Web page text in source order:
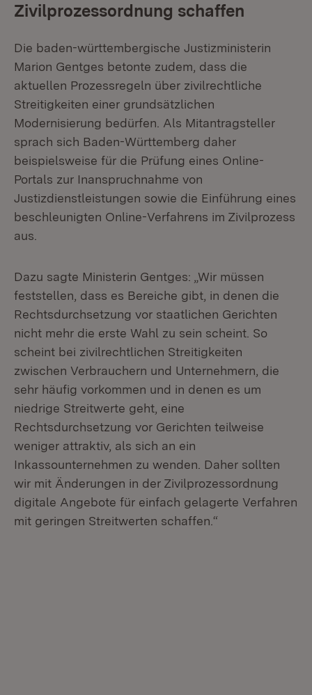
Zivilprozessordnung schaffen
Die baden-württembergische Justizministerin
Marion Gentges betonte zudem, dass die
aktuellen Prozessregeln über zivilrechtliche
Streitigkeiten einer grundsätzlichen
Modernisierung bedürfen. Als Mitantragsteller
sprach sich Baden-Württemberg daher
beispielsweise für die Prüfung eines Online-
Portals zur Inanspruchnahme von
Justizdienstleistungen sowie die Einführung eines
beschleunigten Online-Verfahrens im Zivilprozess
aus.
Dazu sagte Ministerin Gentges: „Wir müssen
feststellen, dass es Bereiche gibt, in denen die
Rechtsdurchsetzung vor staatlichen Gerichten
nicht mehr die erste Wahl zu sein scheint. So
scheint bei zivilrechtlichen Streitigkeiten
zwischen Verbrauchern und Unternehmern, die
sehr häufig vorkommen und in denen es um
niedrige Streitwerte geht, eine
Rechtsdurchsetzung vor Gerichten teilweise
weniger attraktiv, als sich an ein
Inkassounternehmen zu wenden. Daher sollten
wir mit Änderungen in der Zivilprozessordnung
digitale Angebote für einfach gelagerte Verfahren
mit geringen Streitwerten schaffen.“